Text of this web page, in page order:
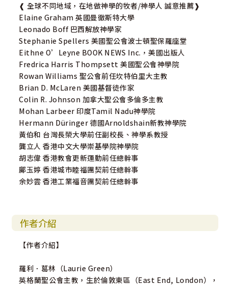
❰ 全球不同地域，在地做神學的牧者/神學人 誠意推薦❱
Elaine Graham 英國曼徹斯特大學
Leonado Boff 巴西解放神學家
Stephanie Spellers 美國聖公會波士頓聖保羅座堂
Eithne O’Leyne BOOK NEWS Inc.，美國出版人
Fredrica Harris Thompsett 美國聖公會神學院
Rowan Williams 聖公會前任坎特伯里大主教
Brian D. McLaren 美國基督徒作家
Colin R. Johnson 加拿大聖公會多倫多主教
Mohan Larbeer 印度Tamil Nadu神學院
Hermann Düringer 德國Arnoldshain新教神學院
黃伯和 台灣長榮大學前任副校長、神學系教授
龔立人 香港中文大學崇基學院神學院
胡志偉 香港教會更新運動前任總幹事
鄺玉婷 香港城市睦福團契前任總幹事
余妙雲 香港工業福音團契前任總幹事
作者介紹
【作者介紹】
羅利．葛林（Laurie Green）
英格蘭聖公會主教，生於倫敦東區（East End, London），